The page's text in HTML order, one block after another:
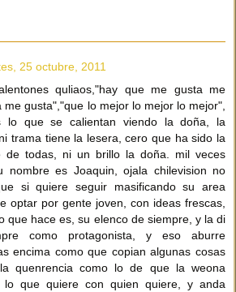
25 octubre, 2011
quliaos,"hay que me gusta me
me gusta","que lo mejor lo mejor lo mejor",
lo que se calientan viendo la doña, la
trama tiene la lesera, cero que ha sido la
de todas, ni un brillo la doña. mil veces
nombre es Joaquin, ojala chilevision no
si quiere seguir masificando su area
optar por gente joven, con ideas frescas,
que hace es, su elenco de siempre, y la di
como protagonista, y eso aburre
encima como que copian algunas cosas
quenrencia como lo de que la weona
lo que quiere con quien quiere, y anda